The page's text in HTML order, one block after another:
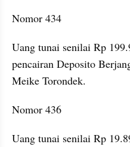
Nomor 434
Uang tunai senilai Rp
pencairan Deposito
Meike Torondek.
Nomor 436
Uang tunai senilai Rp